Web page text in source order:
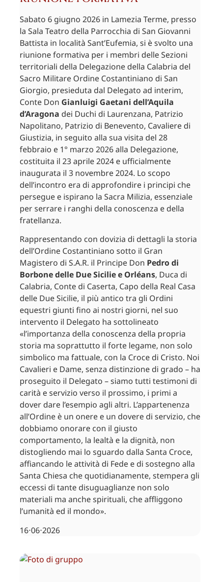
Sabato 6 giugno 2026 in Lamezia Terme, presso
la Sala Teatro della Parrocchia di San Giovanni
Battista in località Sant’Eufemia, si è svolto una
riunione formativa per i membri delle Sezioni
territoriali della Delegazione della Calabria del
Sacro Militare Ordine Costantiniano di San
Giorgio, presieduta dal Delegato ad interim,
Conte Don Gianluigi Gaetani dell’Aquila
d’Aragona dei Duchi di Laurenzana, Patrizio
Napolitano, Patrizio di Benevento, Cavaliere di
Giustizia, in seguito alla sua visita del 28
febbraio e 1° marzo 2026 alla Delegazione,
costituita il 23 aprile 2024 e ufficialmente
inaugurata il 3 novembre 2024. Lo scopo
dell’incontro era di approfondire i principi che
persegue e ispirano la Sacra Milizia, essenziale
per serrare i ranghi della conoscenza e della
fratellanza.
Rappresentando con dovizia di dettagli la storia
dell’Ordine Costantiniano sotto il Gran
Magistero di S.A.R. il Principe Don Pedro di
Borbone delle Due Sicilie e Orléans, Duca di
Calabria, Conte di Caserta, Capo della Real Casa
delle Due Sicilie, il più antico tra gli Ordini
equestri giunti fino ai nostri giorni, nel suo
intervento il Delegato ha sottolineato
«l’importanza della conoscenza della propria
storia ma soprattutto il forte legame, non solo
simbolico ma fattuale, con la Croce di Cristo. Noi
Cavalieri e Dame, senza distinzione di grado – ha
proseguito il Delegato – siamo tutti testimoni di
carità e servizio verso il prossimo, i primi a
dover dare l’esempio agli altri. L’appartenenza
all’Ordine è un onere e un dovere di servizio, che
dobbiamo onorare con il giusto
comportamento, la lealtà e la dignità, non
distogliendo mai lo sguardo dalla Santa Croce,
affiancando le attività di Fede e di sostegno alla
Santa Chiesa che quotidianamente, stempera gli
eccessi di tante disuguaglianze non solo
materiali ma anche spirituali, che affliggono
l’umanità ed il mondo».
16⋅06⋅2026